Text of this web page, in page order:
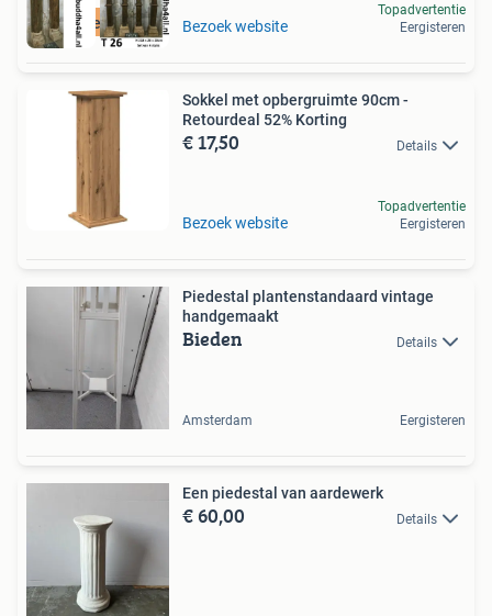
authentiek Bezoek website
Topadvertentie
Eergisteren
Sokkel met opbergruimte 90cm -
Retourdeal 52% Korting
€ 17,50 Details
Bezoek website
Topadvertentie
Eergisteren
Piedestal plantenstandaard vintage
handgemaakt
Bieden Details
Amsterdam Eergisteren
Een piedestal van aardewerk
€ 60,00 Details